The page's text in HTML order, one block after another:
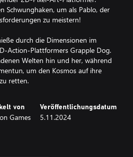
Schwunghaken, um als Pablo, der
zu meistern!
durch die Dimensionen im
Action-Plattformers Grapple Dog.
Welten hin und her, während
um den Kosmos auf ihre
retten.
von
Games
Veröffentlichungsdatum
5.11.2024